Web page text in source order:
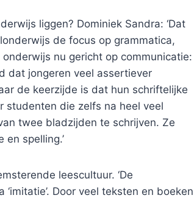
liggen? Dominiek Sandra: ‘Dat
de focus op grammatica,
nu gericht op communicatie:
dat jongeren veel assertiever
de keerzijde is dat hun schriftelijke
studenten die zelfs na heel veel
twee bladzijden te schrijven. Ze
spelling.’
leescultuur. ‘De
Door veel teksten en boeken